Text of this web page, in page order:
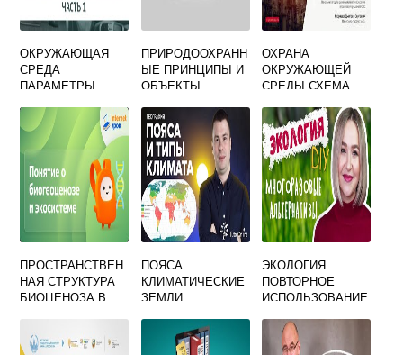
ОКРУЖАЮЩАЯ
СРЕДА
ПАРАМЕТРЫ
СООТВЕТСТВУЮТ
УСТАНОВЛЕННЫ
М СТАНДАРТАМ
ОБЕСПЕЧИВАЮЩ
ИМ ОХРАНУ
ПРИРОДООХРАНН
ЫЕ ПРИНЦИПЫ И
ОБЪЕКТЫ
ОКРУЖАЮЩЕЙ
СРЕДЫ
ОХРАНА
ОКРУЖАЮЩЕЙ
СРЕДЫ СХЕМА
ПРОСТРАНСТВЕН
НАЯ СТРУКТУРА
БИОЦЕНОЗА В
ОПРЕДЕЛЯЕТСЯ
ПОЯСА
КЛИМАТИЧЕСКИЕ
ЗЕМЛИ
ЭКОЛОГИЯ
ПОВТОРНОЕ
ИСПОЛЬЗОВАНИЕ